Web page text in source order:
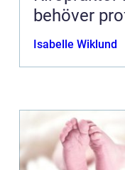
behöver
Isabelle Wiklund